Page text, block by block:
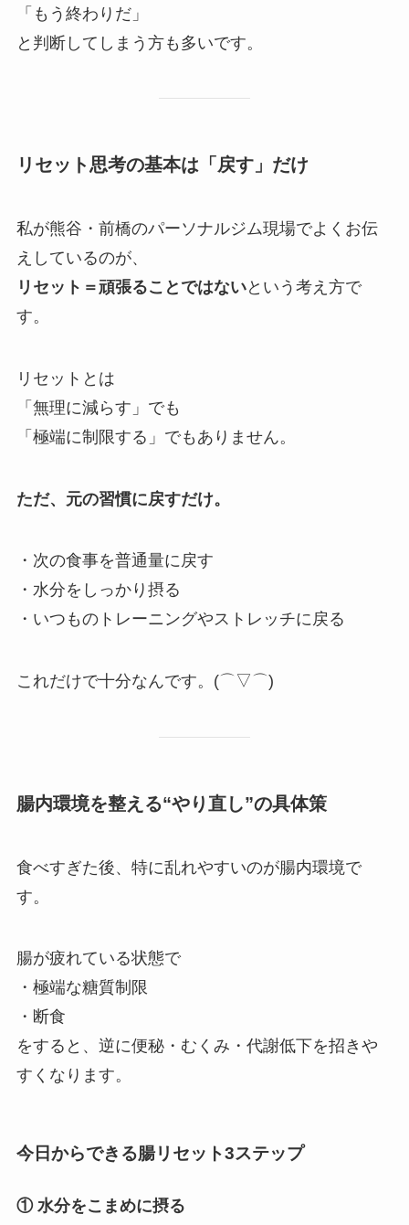
「もう終わりだ」
と判断してしまう方も多いです。
リセット思考の基本は「戻す」だけ
私が熊谷・前橋のパーソナルジム現場でよくお伝
えしているのが、
リセット＝頑張ることではないという考え方で
す。
リセットとは
「無理に減らす」でも
「極端に制限する」でもありません。
ただ、元の習慣に戻すだけ。
・次の食事を普通量に戻す
・水分をしっかり摂る
・いつものトレーニングやストレッチに戻る
これだけで十分なんです。(⌒▽⌒)
腸内環境を整える“やり直し”の具体策
食べすぎた後、特に乱れやすいのが腸内環境で
す。
腸が疲れている状態で
・極端な糖質制限
・断食
をすると、逆に便秘・むくみ・代謝低下を招きや
すくなります。
今日からできる腸リセット3ステップ
① 水分をこまめに摂る